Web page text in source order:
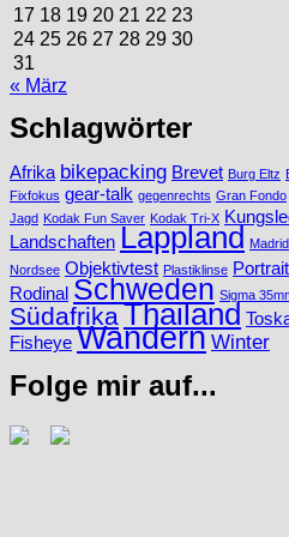
17 18 19 20 21 22 23
24 25 26 27 28 29 30
31
« März
Schlagwörter
Afrika bikepacking Brevet Burg Eltz
Fixfokus gear-talk gegenrechts Gran Fondo
Jagd Kodak Fun Saver Kodak Tri-X
Landschaften Lappland Madrid
Nordsee Objektivtest Plastiklinse Portrait
Rodinal Schweden Sigma
SüdafrikaThailand
Fisheye Wandern Winter
Folge mir auf...